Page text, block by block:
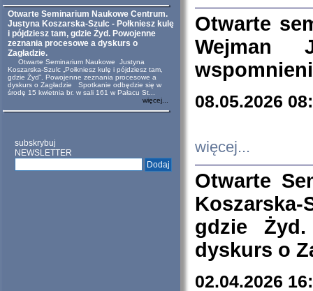
Otwarte Seminarium Naukowe Centrum.
Justyna Koszarska-Szulc - Połkniesz kulę
i pójdziesz tam, gdzie Żyd. Powojenne
zeznania procesowe a dyskurs o
Zagładzie.
Otwarte Seminarium Naukowe Justyna
Koszarska-Szulc „Połkniesz kulę i pójdziesz tam,
gdzie Żyd”. Powojenne zeznania procesowe a
dyskurs o Zagładzie Spotkanie odbędzie się w
środę 15 kwietnia br. w sali 161 w Pałacu St...
więcej...
subskrybuj
NEWSLETTER
Otwarte
Wejman
08.05.2026
więcej...
Otwarte
Koszarska-
gdzie
dyskurs o
02.04.2026